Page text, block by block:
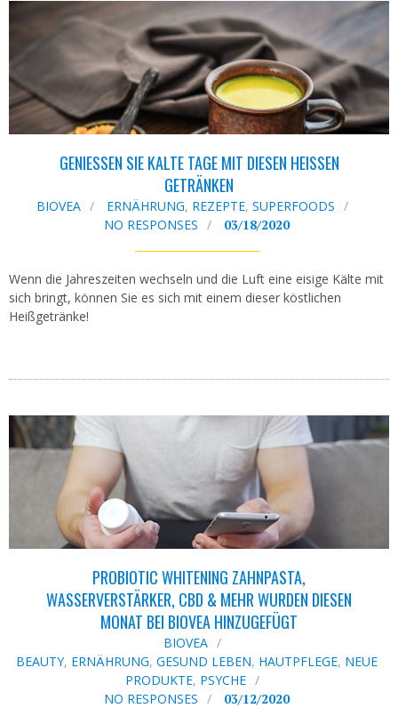
GENIESSEN SIE KALTE TAGE MIT DIESEN HEISSEN GE
TRÄNKEN
BIOVEA ERNÄHRUNG, REZEPTE, SUPERFOODS
NO RESPONSES
03/18/2020
Wenn die Jahreszeiten wechseln und die Luft eine eisige Kälte mit
sich bringt, können Sie es sich mit einem dieser köstlichen
Heißgetränke!
PROBIOTIC WHITENING ZAHNPASTA,
WASSERVERSTÄRKER, CBD & MEHR WURDEN DIESEN
MONAT BEI BIOVEA HINZUGEFÜGT
BIOVEA
BEAUTY, ERNÄHRUNG, GESUND LEBEN, HAUTPFLEGE, NEUE
PRODUKTE, PSYCHE
NO RESPONSES
03/12/2020